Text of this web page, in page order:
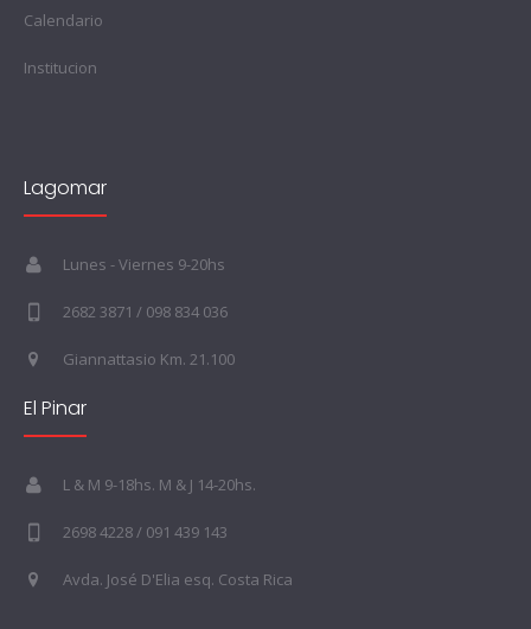
Calendario
Institucion
Lagomar
Lunes - Viernes 9-20hs
2682 3871 / 098 834 036
Giannattasio Km. 21.100
El Pinar
L & M 9-18hs. M & J 14-20hs.
2698 4228 / 091 439 143
Avda. José D'Elia esq. Costa Rica